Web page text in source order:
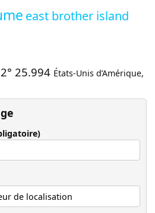
east brother island
25.994 États-Unis d’Amérique,